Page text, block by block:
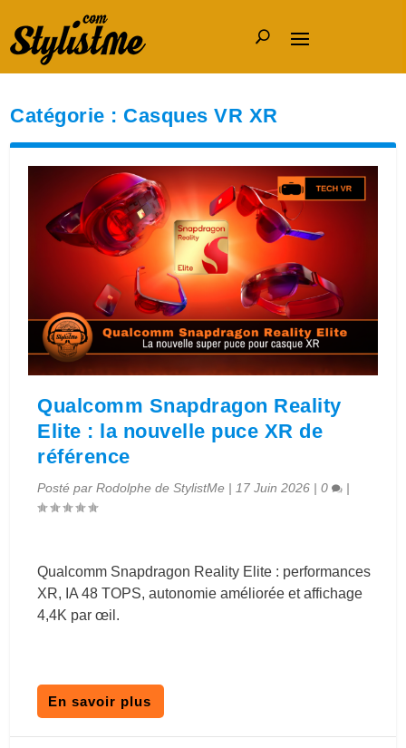
Catégorie : Casques VR XR
Qualcomm Snapdragon Reality
Elite : la nouvelle puce XR de
référence
Posté parRodolphe de StylistMe |17 Juin 2026 |0 |
Qualcomm Snapdragon Reality Elite : performances
XR, IA 48 TOPS, autonomie améliorée et affichage
4,4K par œil.
En savoir plus